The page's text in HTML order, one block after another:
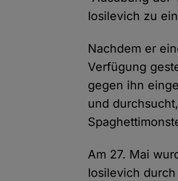
Iosilevich zu
Nachdem er
Verfügung
gegen ihn
und
Am 27. Mai
Iosilevich